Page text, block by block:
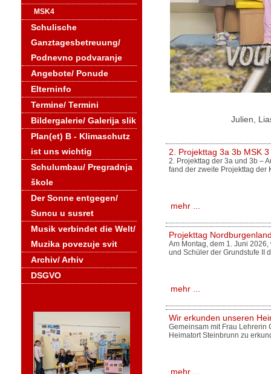
MSK4
Schulische
Ganztagesbetreuung/
Podnevno podvaranje
Angebote/ Ponude
Elterninfo
Termine/ Termini
Bildergalerie/ Galerija slik
Plan(et) B - Klimaschutz
ist uns wichtig
Schulumbau/ Pregradnja
škole
Der Sonne entgegen/
Suncu u susret
Musik verbindet die Welt/
Muzika povezuje svit
Archiv/ Arhiv
DSGVO
Julien,
2. Projekttag 3a 3b MSK
2. Projekttag der 3a und 3b –
fand der zweite Projekttag der
mehr ...
Projekttag
Am Montag, dem 1. Juni
und Schüler der Grundstufe II
mehr ...
Wir erkunden unseren
Gemeinsam mit Frau Lehrerin
Heimatort Steinbrunn zu
mehr ...